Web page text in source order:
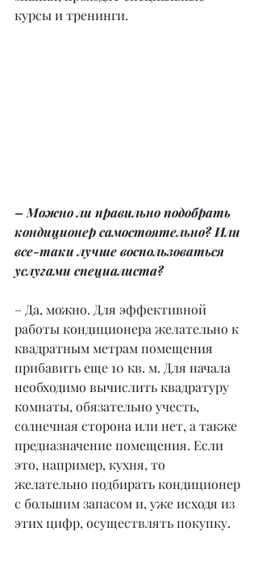
курсы и тренинги.
– Можно ли правильно подобрать
кондиционер самостоятельно? Или
все-таки лучше воспользоваться
услугами специалиста?
– Да, можно. Для эффективной
работы кондиционера желательно к
квадратным метрам помещения
прибавить еще 10 кв. м. Для начала
необходимо вычислить квадратуру
комнаты, обязательно учесть,
солнечная сторона или нет, а также
предназначение помещения. Если
это, например, кухня, то
желательно подбирать кондиционер
с большим запасом и, уже исходя из
этих цифр, осуществлять покупку.